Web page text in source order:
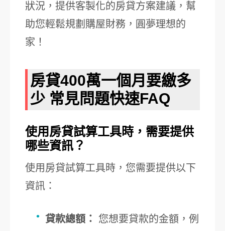
狀況，提供客製化的房貸方案建議，幫
助您輕鬆規劃購屋財務，圓夢理想的
家！
房貸400萬一個月要繳多
少 常見問題快速FAQ
使用房貸試算工具時，需要提供
哪些資訊？
使用房貸試算工具時，您需要提供以下
資訊：
貸款總額：
您想要貸款的金額，例